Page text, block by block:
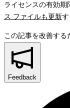
ライセンスの有効期
ス ファイルも更新す
この記事を改善する
Feedback